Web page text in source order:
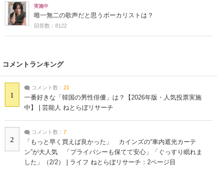
実施中
唯一無二の歌声だと思うボーカリストは？
回答数：8122
コメントランキング
1
コメント数： 21
一番好きな「韓国の男性俳優」は？【2026年版・人気投票実施
中】 | 芸能人 ねとらぼリサーチ
2
コメント数： 7
「もっと早く買えば良かった」 カインズの“車内遮光カーテ
ン”が大人気 「プライバシーも保てて安心」「ぐっすり眠れま
した」（2/2） | ライフ ねとらぼリサーチ：2ページ目